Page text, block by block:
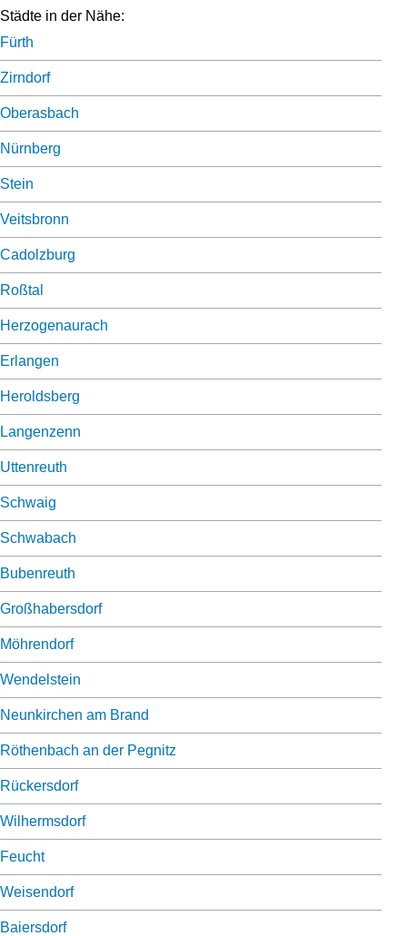
Städte in der Nähe:
Fürth
Zirndorf
Oberasbach
Nürnberg
Stein
Veitsbronn
Cadolzburg
Roßtal
Herzogenaurach
Erlangen
Heroldsberg
Langenzenn
Uttenreuth
Schwaig
Schwabach
Bubenreuth
Großhabersdorf
Möhrendorf
Wendelstein
Neunkirchen am Brand
Röthenbach an der Pegnitz
Rückersdorf
Wilhermsdorf
Feucht
Weisendorf
Baiersdorf